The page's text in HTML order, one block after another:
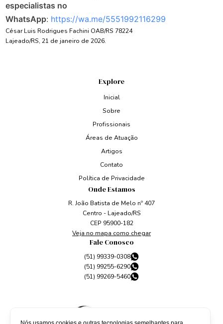
especialistas no
WhatsApp: https://wa.me/5551992116299
César Luis Rodrigues Fachini OAB/RS 78224
Lajeado/RS, 21 de janeiro de 2026.
Explore
Inicial
Sobre
Profissionais
Áreas de Atuação
Artigos
Contato
Política de Privacidade
Onde Estamos
R. João Batista de Melo nº 407
Centro - Lajeado/RS
CEP 95900-182
Veja no mapa como chegar
Fale Conosco
(51) 99339-0308
(51) 99255-6290
(51) 99269-5460